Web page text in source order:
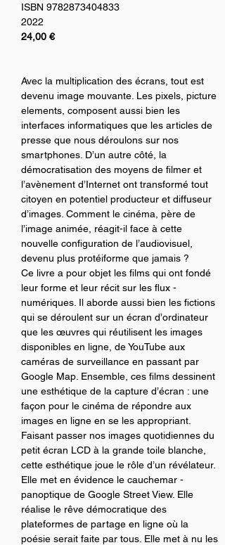
ISBN 9782873404833
2022
24,00 €
Avec la multiplication des écrans, tout est
devenu image mouvante. Les pixels, picture
elements, composent aussi bien les
interfaces informatiques que les articles de
presse que nous déroulons sur nos
smartphones. D’un autre côté, la
démocratisation des moyens de filmer et
l’avènement d’Internet ont transformé tout
citoyen en potentiel producteur et diffuseur
d’images. Comment le cinéma, père de
l’image animée, réagit-il face à cette
nouvelle configuration de l’audiovisuel,
devenu plus protéiforme que jamais ?
Ce livre a pour objet les films qui ont fondé
leur forme et leur récit sur les flux ­
numériques. Il aborde aussi bien les fictions
qui se déroulent sur un écran d’ordinateur
que les œuvres qui réutilisent les images
disponibles en ligne, de YouTube aux
caméras de surveillance en passant par
Google Map. Ensemble, ces films dessinent
une esthétique de la capture d’écran : une
façon pour le cinéma de répondre aux
images en ligne en se les appropriant.
Faisant passer nos images quotidiennes du
petit écran LCD à la grande toile blanche,
cette esthétique joue le rôle d’un révélateur.
Elle met en évidence le cauchemar ­
panoptique de Google Street View. Elle
réalise le rêve démocratique des
plateformes de partage en ligne où la
poésie serait faite par tous. Elle met à nu les